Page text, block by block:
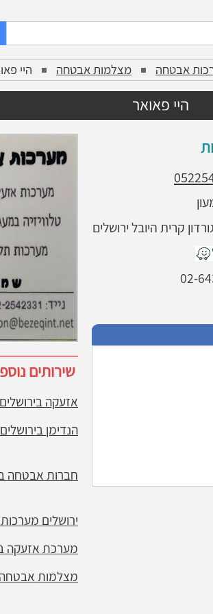
אבטחה מצלמות אבטחה היי
היי פאואר
קרית היובל ירושלים
02-
שירותים
אזעקה בירושלים
הנדימן בירושלים
חברות אבטחה
ירושלים מערכות
מערכת אזעקה
מצלמות אבטחה